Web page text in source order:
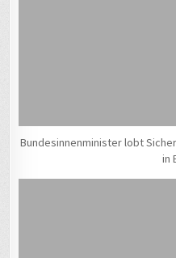
Bundesinnenminister lobt
in